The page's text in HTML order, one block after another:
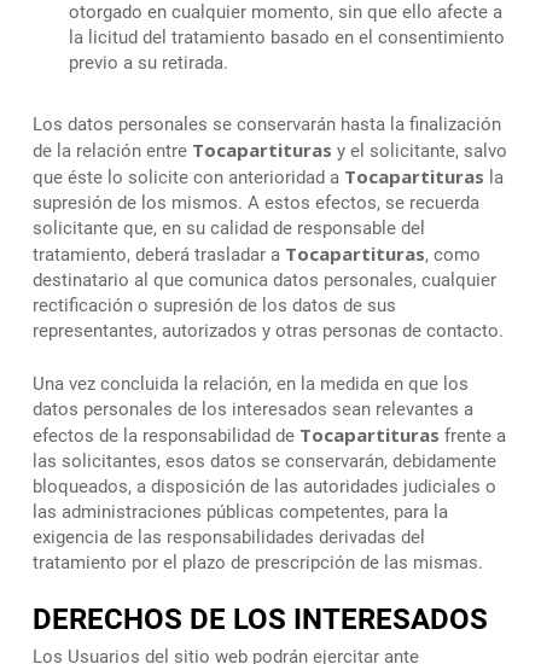
otorgado en cualquier momento, sin que ello afecte a
la licitud del tratamiento basado en el consentimiento
previo a su retirada.
Los datos personales se conservarán hasta la finalización
de la relación entre Tocapartituras y el solicitante, salvo
que éste lo solicite con anterioridad a Tocapartituras la
supresión de los mismos. A estos efectos, se recuerda
solicitante que, en su calidad de responsable del
tratamiento, deberá trasladar a Tocapartituras, como
destinatario al que comunica datos personales, cualquier
rectificación o supresión de los datos de sus
representantes, autorizados y otras personas de contacto.
Una vez concluida la relación, en la medida en que los
datos personales de los interesados sean relevantes a
efectos de la responsabilidad de Tocapartituras frente a
las solicitantes, esos datos se conservarán, debidamente
bloqueados, a disposición de las autoridades judiciales o
las administraciones públicas competentes, para la
exigencia de las responsabilidades derivadas del
tratamiento por el plazo de prescripción de las mismas.
DERECHOS DE LOS INTERESADOS
Los Usuarios del sitio web podrán ejercitar ante